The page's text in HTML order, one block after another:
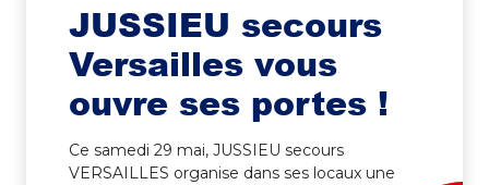
JUSSIEU secours
Versailles vous
ouvre ses portes !
Ce samedi 29 mai, JUSSIEU secours
VERSAILLES organise dans ses locaux une